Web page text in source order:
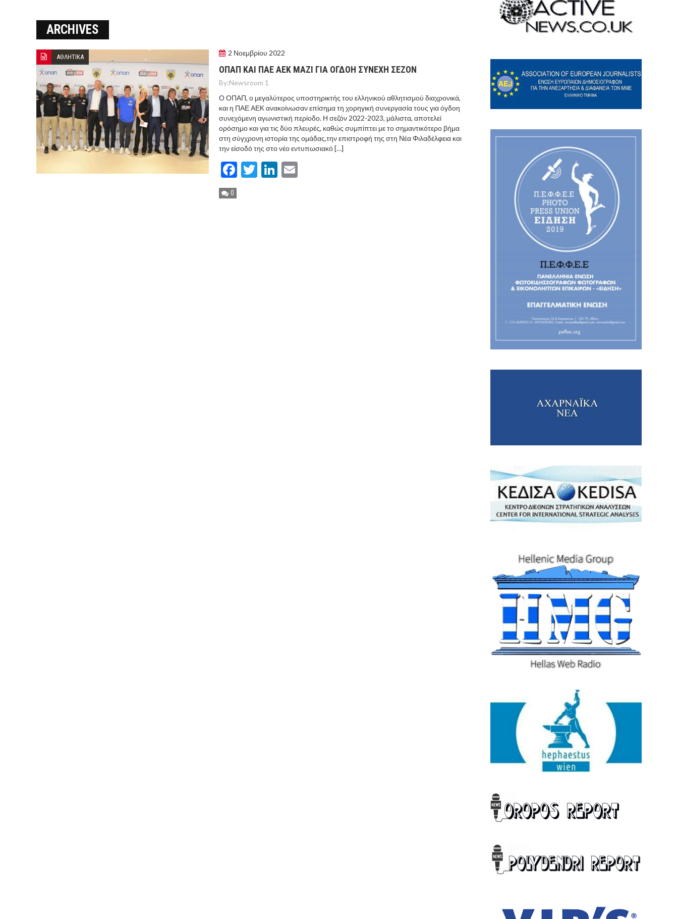
ΣΥΓΚΙΝΗΣΗ ΣΤΟ Α’ ΝΕΚΡΟΤΑΦΕΙΟ ΑΘΗΝΩΝ
ARCHIVES
ΑΘΛΗΤΙΚΑ 2 Νοεμβρίου 2022
ΟΠΑΠ ΚΑΙ ΠΑΕ ΑΕΚ ΜΑΖΙ ΓΙΑ ΟΓΔΟΗ ΣΥΝΕΧΗ ΣΕΖΟΝ
By:Newsroom 1
Ο ΟΠΑΠ, ο μεγαλύτερος υποστηρικτής του ελληνικού αθλητισμού διαχρονικά,
και η ΠΑΕ ΑΕΚ ανακοίνωσαν επίσημα τη χορηγική συνεργασία τους για όγδοη
συνεχόμενη αγωνιστική περίοδο. Η σεζόν 2022-2023, μάλιστα, αποτελεί
ορόσημο και για τις δύο πλευρές, καθώς συμπίπτει με το σημαντικότερο βήμα
στη σύγχρονη ιστορία της ομάδας,την επιστροφή της στη Νέα Φιλαδέλφεια και
την είσοδό της στο νέο εντυπωσιακό […]
Facebook
TwitterLinkedIn
0